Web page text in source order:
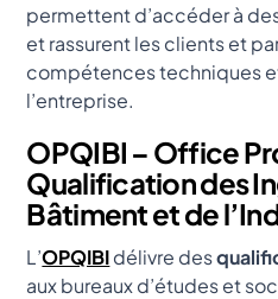
permettent d’accéder à
et rassurent les clients et
compétences techniques
l’entreprise.
OPQIBI – Office
Qualification des
Bâtiment et de
L’OPQIBIdélivre des
aux bureaux d’études et